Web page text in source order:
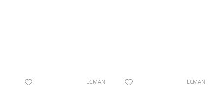
LCMAN
LCMAN